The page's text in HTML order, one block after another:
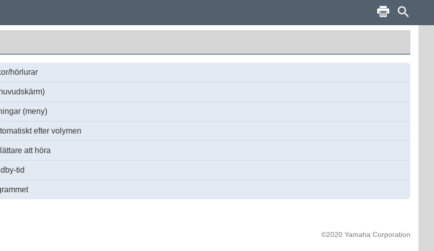
hörlurar
(meny)
efter volymen
att höra
tid
©2020 Yamaha Corporation